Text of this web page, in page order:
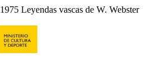
Leyendas vascas de W. Webster